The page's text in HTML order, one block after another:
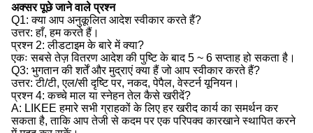
अक्सर पूछे जाने वाले प्रश्न
Q1: क्या आप अनुकूलित आदेश स्वीकार करते हैं?
उत्तर: हाँ, हम करते हैं।
प्रश्न 2: लीडटाइम के बारे में क्या?
एकः सबसे तेज़ वितरण आदेश की पुष्टि के बाद 5 ~ 6 सप्ताह हो सकता है।
Q3: भुगतान की शर्तें और मुद्राएं क्या हैं जो आप स्वीकार करते हैं?
उत्तर: टी/टी, एल/सी दृष्टि पर, नकद, पेपैल, वेस्टर्न यूनियन।
प्रश्न 4: कच्चे माल या स्नेहन तेल कैसे खरीदें?
A: LIKEE हमारे सभी ग्राहकों के लिए हर खरीद कार्य का समर्थन कर
सकता है, ताकि आप तेजी से कदम पर एक परिपक्व कारखाने स्थापित करने